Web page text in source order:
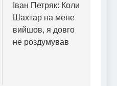
Іван Петряк: Коли
Шахтар на мене
вийшов, я довго
не роздумував